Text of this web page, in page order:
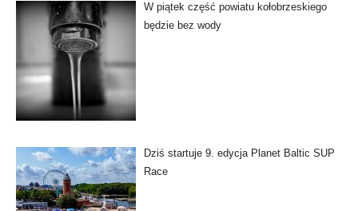
W piątek część powiatu kołobrzeskiego
będzie bez wody
Dziś startuje 9. edycja Planet Baltic SUP
Race